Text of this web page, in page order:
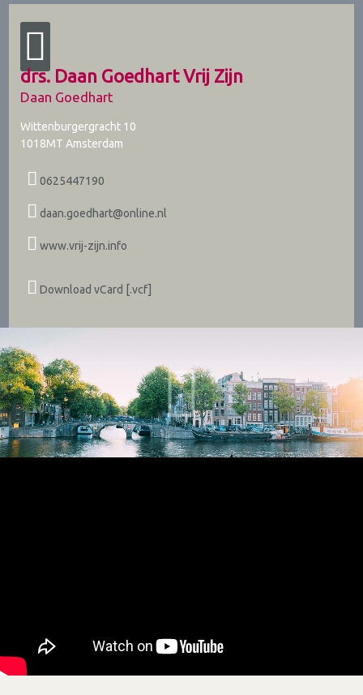
drs. Daan Goedhart Vrij Zijn
Daan Goedhart
Wittenburgergracht 10
1018MT Amsterdam
0625447190
daan.goedhart@online.nl
www.vrij-zijn.info
Download vCard [.vcf]